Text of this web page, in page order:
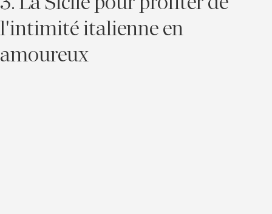
l'intimité italienne en
amoureux